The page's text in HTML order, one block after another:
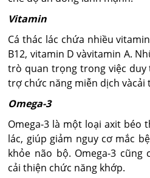
Vitamin
Cá thác lác chứa nhiều
B12, vitamin D vàvitamin A.
trò quan trọng trong việc
trợ chức năng miễn dịch vàcải
Omega-3
Omega-3 là một loại axit béo
lác, giúp giảm nguy cơ mắc
khỏe não bộ. Omega-3 cũng
cải thiện chức năng khớp.